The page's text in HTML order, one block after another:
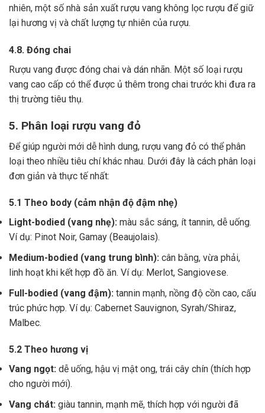
nhiên, một số nhà sản xuất rượu vang không lọc rượu để giữ
lại hương vị và chất lượng tự nhiên của rượu.
4.8. Đóng chai
Rượu vang được đóng chai và dán nhãn. Một số loại rượu
vang cao cấp có thể được ủ thêm trong chai trước khi đưa ra
thị trường tiêu thụ.
5. Phân loại rượu vang đỏ
Để giúp người mới dễ hình dung, rượu vang đỏ có thể phân
loại theo nhiều tiêu chí khác nhau. Dưới đây là cách phân loại
đơn giản và thực tế nhất:
5.1 Theo body (cảm nhận độ đậm nhẹ)
Light-bodied (vang nhẹ): màu sắc sáng, ít tannin, dễ uống.
Ví dụ: Pinot Noir, Gamay (Beaujolais).
Medium-bodied (vang trung bình): cân bằng, vừa phải,
linh hoạt khi kết hợp đồ ăn. Ví dụ: Merlot, Sangiovese.
Full-bodied (vang đậm): tannin mạnh, nồng độ cồn cao, cấu
trúc phức hợp. Ví dụ: Cabernet Sauvignon, Syrah/Shiraz,
Malbec.
5.2 Theo hương vị
Vang ngọt: dễ uống, hậu vị mật ong, trái cây chín (thích hợp
cho người mới).
Vang chát: giàu tannin, mạnh mẽ, thích hợp với người đã